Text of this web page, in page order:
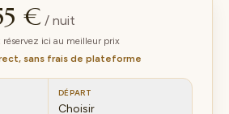
€ / nuit
ici au meilleur prix
sans frais de plateforme
DÉPART
Choisir